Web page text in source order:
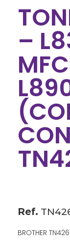
–
Ref.
BROTHER